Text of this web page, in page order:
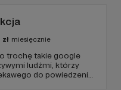
zł miesięcznie
trochę takie google
ludźmi, którzy
do powiedzenia